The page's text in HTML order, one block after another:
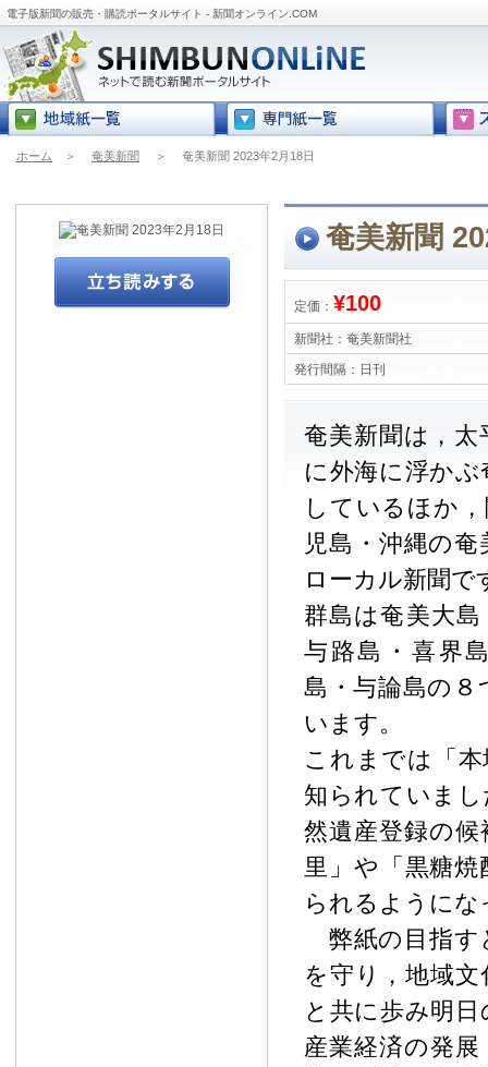
電子版新聞の販売・購読ポータルサイト - 新聞オンライン.COM
ホーム ＞ 奄美新聞 ＞ 奄美新聞 2023年2月18日
奄美新聞
定価： ¥100
新聞社： 奄美新聞社
発行間隔： 日刊
奄美新聞は，
に外海に浮か
しているほか
児島・沖縄の
ローカル新聞で
群島は奄美大
与路島・喜界
島・与論島の
います。
これまでは「
知られていま
然遺産登録の
里」や「黒糖
られるように
弊紙の目指す
を守り，地域
と共に歩み明
産業経済の発